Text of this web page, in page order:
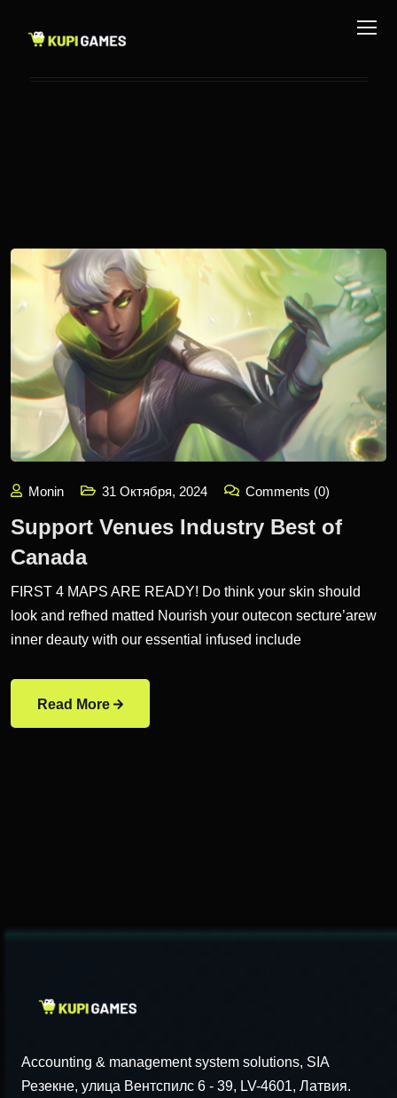
Monin 31 Октября, 2024 Comments (0)
Support Venues Industry Best of
Canada
FIRST 4 MAPS ARE READY! Do think your skin should
look and refhed matted Nourish your outecon secture’arew
inner deauty with our essential infused include
Read More
Accounting & management system solutions, SIA
Резекне, улица Вентспилс 6 - 39, LV-4601, Латвия.